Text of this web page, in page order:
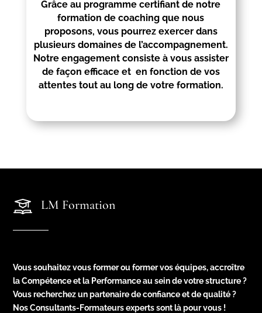
Grâce au programme certifiant de notre
formation de coaching que nous
proposons, vous pourrez exercer dans
plusieurs domaines de l’accompagnement.
Notre engagement consiste à vous assister
de façon efficace et en fonction de vos
attentes tout au long de votre formation.
LM Formation
Vous souhaitez vous former ou former vos équipes, accroître
la Compétence et la Performance au sein de votre structure ?
Vous recherchez un partenaire de confiance et de qualité ?
Nos Consultants-Formateurs experts sont là pour vous !